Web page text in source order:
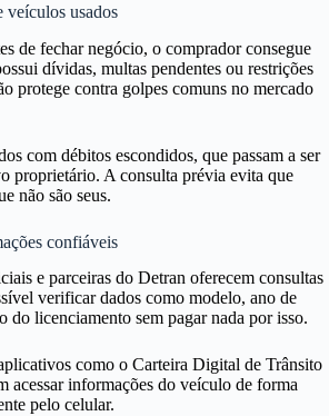
veículos usados
de fechar negócio, o comprador consegue
dívidas, multas pendentes ou restrições
protege contra golpes comuns no mercado
com débitos escondidos, que passam a ser
proprietário. A consulta prévia evita que
não são seus.
confiáveis
e parceiras do Detran oferecem consultas
verificar dados como modelo, ano de
do licenciamento sem pagar nada por isso.
como o Carteira Digital de Trânsito
acessar informações do veículo de forma
pelo celular.